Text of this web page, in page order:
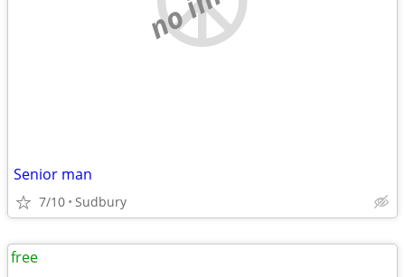
Senior man
7/10 Sudbury
free